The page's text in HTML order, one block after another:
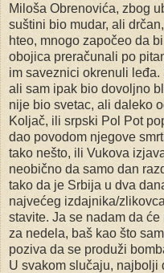
Miloša Obrenovića, zbog
suštini bio mudar, ali
hteo, mnogo započeo da
obojica preračunali po
im saveznici okrenuli
ali sam ipak bio dovoljno
nije bio svetac, ali daleko
Koljač, ili srpski Pol Pot
dao povodom njegove
tako nešto, ili Vukova
neobično da samo dan
tako da je Srbija u dva
najvećeg izdajnika/
stavite. Ja se nadam da
za nedela, baš kao što
poziva da se produži
U svakom slučaju, najbolji